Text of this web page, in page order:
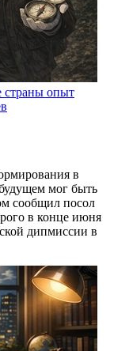
страны опыт
в
мог быть
сообщил посол
в конце июня
дипмиссии в